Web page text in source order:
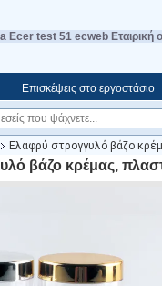
Ecer test 51 ecweb Εταιρική
Επισκέψεις στο εργοστάσιο
Ελαφρύ στρογγυλό βάζο
βάζο κρέμας,